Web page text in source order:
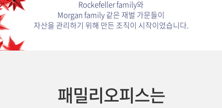
Rockefeller family와
Morgan family 같은 재벌 가문들이
자산을 관리하기 위해 만든 조직이 시작이었습니다.
패밀리오피스는